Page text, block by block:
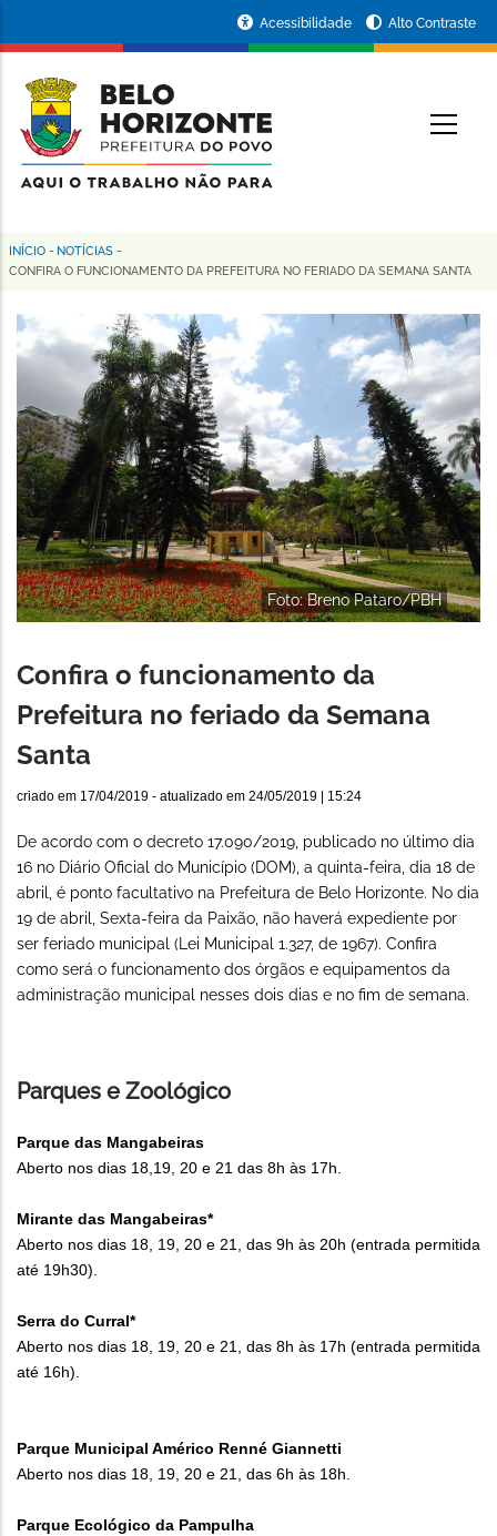
conteúdo
principal
da
Prefeitura
de
Horizonte
Acessibilidade Alto Contraste
Trilha
navegação
INÍCIO - NOTÍCIAS -
CONFIRA O FUNCIONAMENTO DA PREFEITURA NO FERIADO DA SEMANA SANTA
Foto: Breno Pataro/PBH
Confira o funcionamento da
Prefeitura no feriado da Semana
Santa
criado em 17/04/2019 - atualizado em 24/05/2019 | 15:24
De acordo com o decreto 17.090/2019, publicado no último dia
16 no Diário Oficial do Município (DOM), a quinta-feira, dia 18 de
abril, é ponto facultativo na Prefeitura de Belo Horizonte. No dia
19 de abril, Sexta-feira da Paixão, não haverá expediente por
ser feriado municipal (Lei Municipal 1.327, de 1967). Confira
como será o funcionamento dos órgãos e equipamentos da
administração municipal nesses dois dias e no fim de semana.
Parques e Zoológico
Parque das Mangabeiras
Aberto nos dias 18,19, 20 e 21 das 8h às 17h.
Mirante das Mangabeiras*
Aberto nos dias 18, 19, 20 e 21, das 9h às 20h (entrada permitida
até 19h30).
Serra do Curral*
Aberto nos dias 18, 19, 20 e 21, das 8h às 17h (entrada permitida
até 16h).
Parque Municipal Américo Renné Giannetti
Aberto nos dias 18, 19, 20 e 21, das 6h às 18h.
Parque Ecológico da Pampulha